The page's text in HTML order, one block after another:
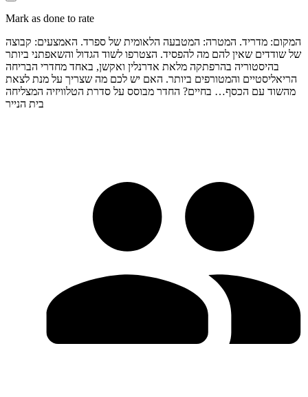
Mark as done to rate
המקום: מדריד. המטרה: המטבעה הלאומית של ספרד. האמצעים: קבוצה
של שודדים שאין להם מה להפסיד. הצטרפו לשוד הגדול והשאפתני ביותר
בהיסטוריה בהרפתקה מלאת אדרנלין ואקשן, באחד מחדרי הבריחה
הריאליסטיים והמטורפים ביותר. האם יש לכם מה שצריך על מנת לצאת
מהשוד עם הכסף… בחיים? החדר מבוסס על סדרת הטלוויזיה המצליחה
בית הנייר